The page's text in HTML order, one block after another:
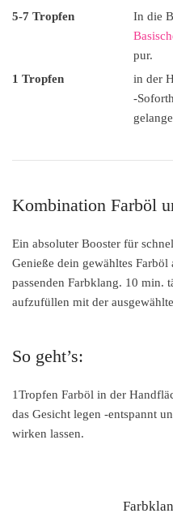
5-7 Tropfen
In die
pur.
1 Tropfen
in der
-
Kombination Farböl
Ein absoluter Booster für
Genieße dein gewähltes Farböl
passenden Farbklang. 10 min.
aufzufüllen mit der
So geht’s:
1Tropfen Farböl in der
das Gesicht legen -entspannt
wirken lassen.